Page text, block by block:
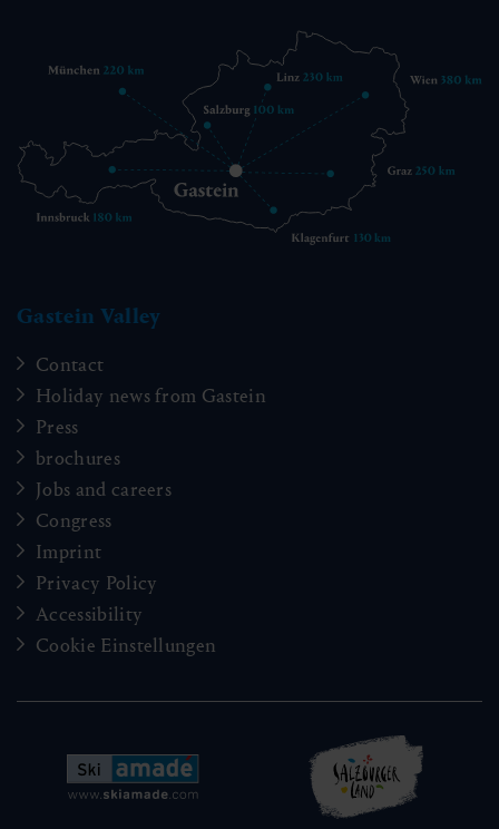
Gastein Valley
Contact
Holiday news from Gastein
Press
brochures
Jobs and careers
Congress
Imprint
Privacy Policy
Accessibility
Cookie Einstellungen